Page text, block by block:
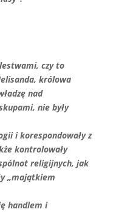
czy to
królowa
nad
nie były
i korespondowały z
kontrolowały
religijnych, jak
„majątkiem
handlem i